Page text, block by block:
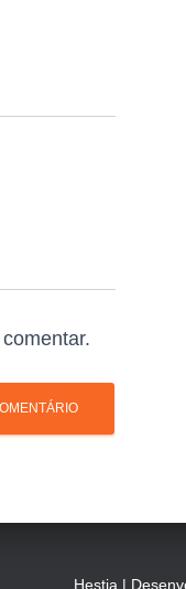
Hestia |